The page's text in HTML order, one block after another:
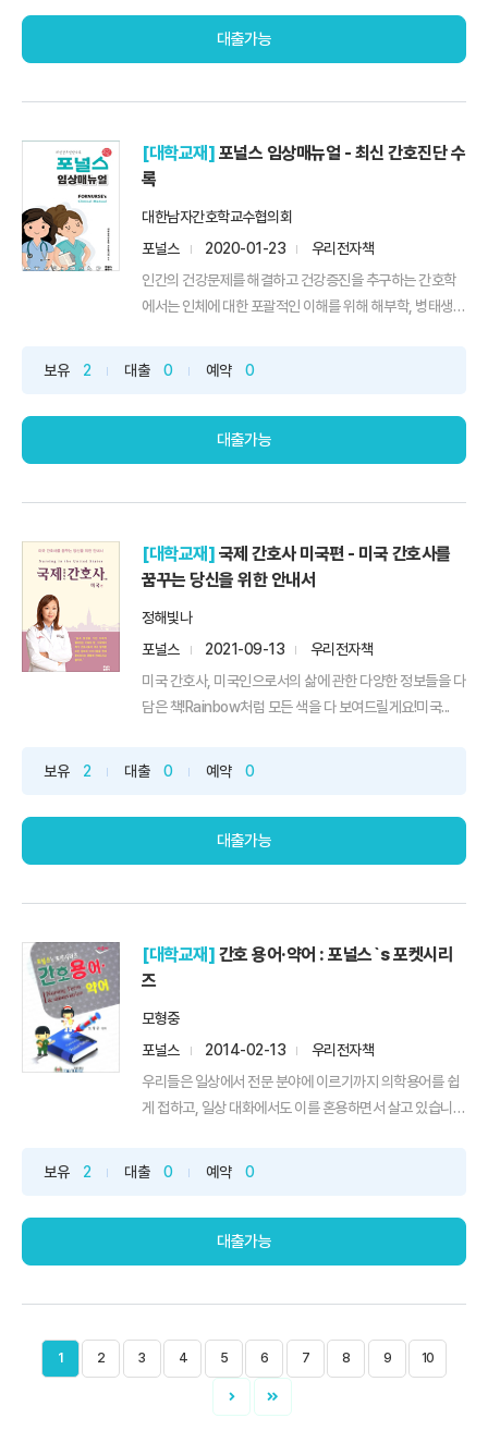
대출가능
[대학교재] 포널스 임상매뉴얼 - 최신 간호진단 수
록
대한남자간호학교수협의회
포널스
2020-01-23
우리전자책
인간의 건강문제를 해결하고 건강증진을 추구하는 간호학
에서는 인체에 대한 포괄적인 이해를 위해 해부학, 병태생리
보유 2 대출 0 예약 0
대출가능
[대학교재] 국제 간호사 미국편 - 미국 간호사를
꿈꾸는 당신을 위한 안내서
정해빛나
포널스
2021-09-13
우리전자책
미국 간호사, 미국인으로서의 삶에 관한 다양한 정보들을 다
담은 책!Rainbow처럼 모든 색을 다 보여드릴게요!미국...
보유 2 대출 0 예약 0
대출가능
[대학교재] 간호 용어·약어 : 포널스`s 포켓시리
즈
모형중
포널스
2014-02-13
우리전자책
우리들은 일상에서 전문 분야에 이르기까지 의학용어를 쉽
게 접하고, 일상 대화에서도 이를 혼용하면서 살고 있습니
보유 2 대출 0 예약 0
대출가능
1 2 3 4 5 6 7 8 9 10